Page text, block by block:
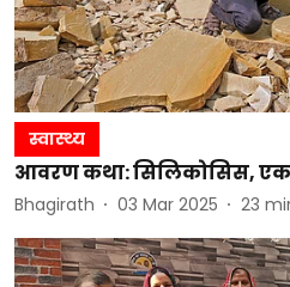
स्वास्थ्य
आवरण कथा: सिलिकोसिस,
Bhagirath 03 Mar 2025 23